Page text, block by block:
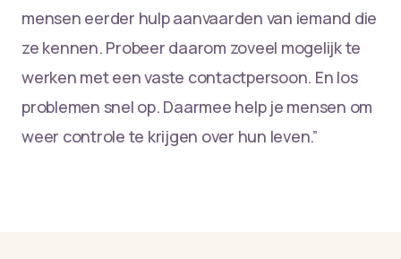
mensen eerder hulp aanvaarden van iemand die
ze kennen. Probeer daarom zoveel mogelijk te
werken met een vaste contactpersoon. En los
problemen snel op. Daarmee help je mensen om
weer controle te krijgen over hun leven.”